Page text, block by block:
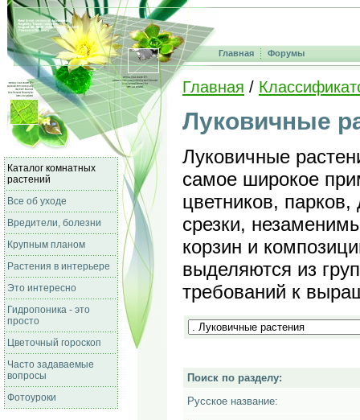
Главная Форумы
Каталог комнатных
растений
Все об уходе
Вредители, болезни
Крупным планом
Растения в интерьере
Это интересно
Гидропоника - это
просто
Цветочный гороскоп
Часто задаваемые
вопросы
Фотоуроки
Главная /
Луковичные
Луковичные
самое широкое
цветников,
срезки,
корзин и
выделяются из
требований к
Поиск по разделу:
Русское название: